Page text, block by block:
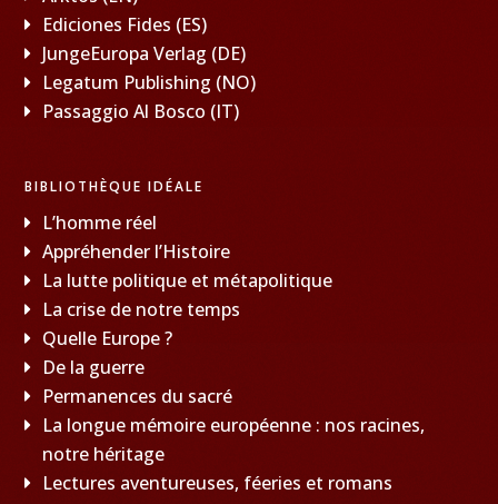
Ediciones Fides (ES)
JungeEuropa Verlag (DE)
Legatum Publishing (NO)
Passaggio Al Bosco (IT)
BIBLIOTHÈQUE IDÉALE
L’homme réel
Appréhender l’Histoire
La lutte politique et métapolitique
La crise de notre temps
Quelle Europe ?
De la guerre
Permanences du sacré
La longue mémoire européenne : nos racines,
notre héritage
Lectures aventureuses, féeries et romans